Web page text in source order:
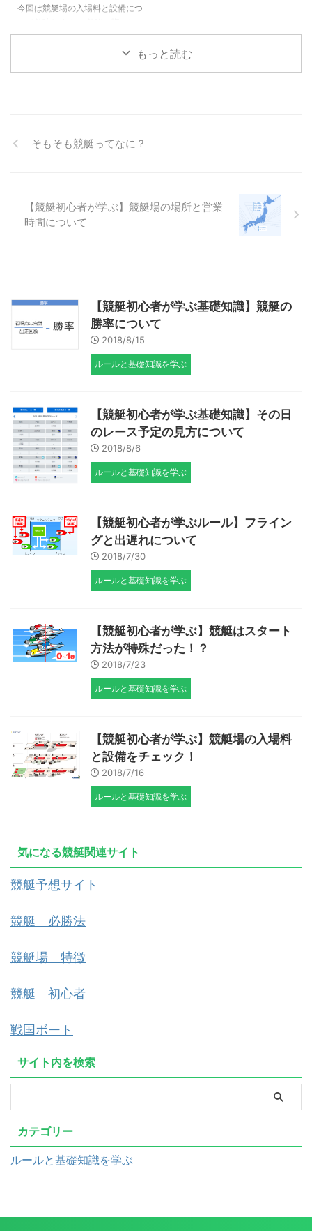
以上たってスタートすることで
グと出遅れを2つ合わせて『スタ
ート事故』と呼び、スタート事故
が起きなかったスタートは『ス ...
イングスタートは、決めれた時間
内にスタートラインを通過できた
ら正しいスタートにな ...
今回は競艇場の入場料と設備につ
『BOAT RACE オフィシャルウェ
ブサイト』『ボートレース福岡
す。 朝から夕方まで遊んで、100
ていく必要があります。 もちろ
ん、舟券代も必要です。 競艇 ...
もっと読む
そもそも競艇ってなに？
【競艇初心者が学ぶ】競艇場の場所と営業
時間について
【競艇初心者が学ぶ基礎知識】競艇の
勝率について
2018/8/15
ルールと基礎知識を学ぶ
【競艇初心者が学ぶ基礎知識】その日
のレース予定の見方について
2018/8/6
ルールと基礎知識を学ぶ
【競艇初心者が学ぶルール】フライン
グと出遅れについて
2018/7/30
ルールと基礎知識を学ぶ
【競艇初心者が学ぶ】競艇はスタート
方法が特殊だった！？
2018/7/23
ルールと基礎知識を学ぶ
【競艇初心者が学ぶ】競艇場の入場料
と設備をチェック！
2018/7/16
ルールと基礎知識を学ぶ
気になる競艇関連サイト
競艇予想サイト
競艇 必勝法
競艇場 特徴
競艇 初心者
戦国ボート
サイト内を検索
カテゴリー
ルールと基礎知識を学ぶ